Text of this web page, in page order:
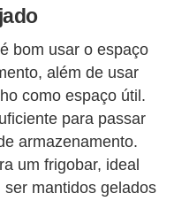
bom usar o espaço
além de usar
como espaço útil.
para passar
armazenamento.
um frigobar, ideal
mantidos gelados